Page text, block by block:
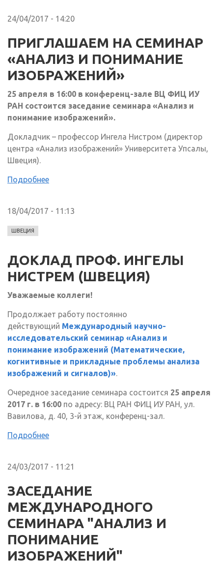
24/04/2017 - 14:20
ПРИГЛАШАЕМ НА СЕМИНАР
«АНАЛИЗ И ПОНИМАНИЕ
ИЗОБРАЖЕНИЙ»
25 апреля в 16:00 в конференц-зале ВЦ ФИЦ ИУ
РАН состоится заседание семинара «Анализ и
понимание изображений».
Докладчик – профессор Ингела Нистром (директор
центра «Анализ изображений» Университета Упсалы,
Швеция).
Подробнее
18/04/2017 - 11:13
ШВЕЦИЯ
ДОКЛАД ПРОФ. ИНГЕЛЫ
НИСТРЕМ (ШВЕЦИЯ)
Уважаемые коллеги!
Продолжает работу постоянно
действующий Международный научно-
исследовательский семинар «Анализ и
понимание изображений (Математические,
когнитивные и прикладные проблемы анализа
изображений и сигналов)».
Очередное заседание семинара состоится 25 апреля
2017 г. в 16:00 по адресу: ВЦ РАН ФИЦ ИУ РАН, ул.
Вавилова, д. 40, 3-й этаж, конференц-зал.
Подробнее
24/03/2017 - 11:21
ЗАСЕДАНИЕ
МЕЖДУНАРОДНОГО
СЕМИНАРА "АНАЛИЗ И
ПОНИМАНИЕ
ИЗОБРАЖЕНИЙ"